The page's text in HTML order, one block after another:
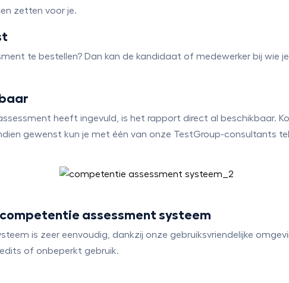
zetten voor je.
te bestellen? Dan kan de kandidaat of medewerker bij wie
heeft ingevuld, is het rapport direct al beschikbaar.
gewenst kun je met één van onze TestGroup-consultants
assessment systeem
is zeer eenvoudig, dankzij onze gebruiksvriendelijke
of onbeperkt gebruik.